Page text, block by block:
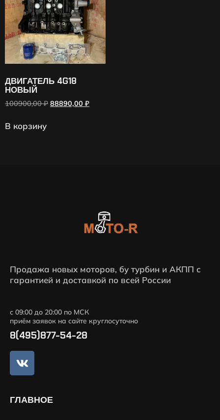
ДВИГАТЕЛЬ 4G18
НОВЫЙ
100900,00₽ 88890,00 ₽
В корзину
Продажа новых моторов, бу турбин и АКПП с
гарантией и доставкой по всей России
с 09:00 до 20:00 по МСК
приём заявок на сайте круглосуточно
8(495)877-54-28
ГЛАВНОЕ